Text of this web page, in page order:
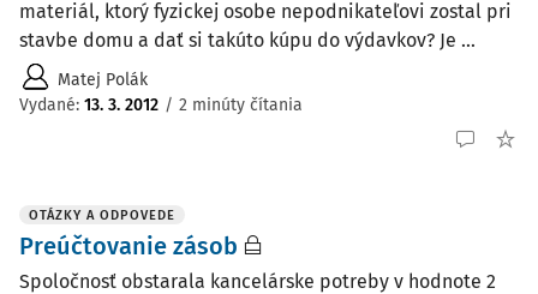
materiál, ktorý fyzickej osobe nepodnikateľovi zostal pri
stavbe domu a dať si takúto kúpu do výdavkov? Je ...
Matej Polák
Vydané: 13. 3. 2012 / 2 minúty čítania
OTÁZKY A ODPOVEDE
Preúčtovanie zásob
Spoločnosť obstarala kancelárske potreby v hodnote 2